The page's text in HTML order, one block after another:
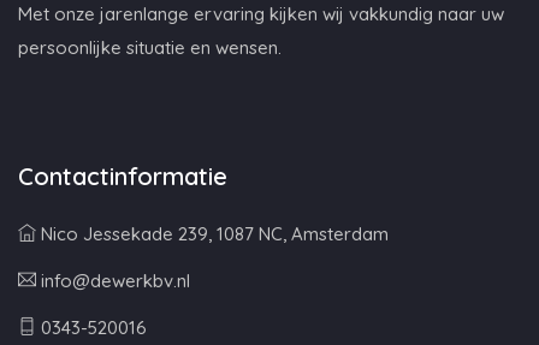
Met onze jarenlange ervaring kijken wij vakkundig naar uw
persoonlijke situatie en wensen.
Contactinformatie
Nico Jessekade 239, 1087 NC, Amsterdam
info@dewerkbv.nl
0343-520016